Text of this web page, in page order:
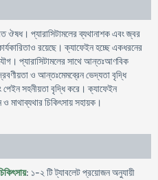
ঔষধ। প্যারাসিটামলের ব্যথানাশক এবং জ্বর
রয়েছে। ক্যাফেইন হচ্ছে একধরনের
প্যারাসিটামলের সাথে আন্তঃআণবিক
ও আন্তঃমেমব্রেন ভেদ্যতা বৃদ্ধি
সহনীয়তা বৃদ্ধি করে। ক্যাফেইন
মাথাব্যথার চিকিৎসায় সহায়ক।
: ১-২ টি ট্যাবলেট প্রয়োজন অনুযায়ী